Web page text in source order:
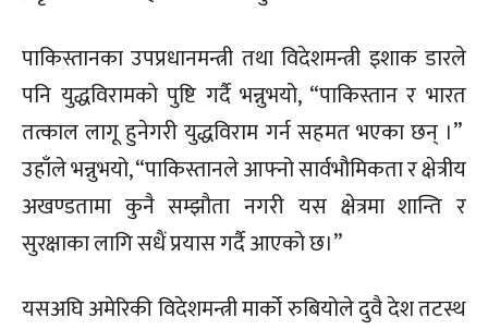
पाकिस्तानका उपप्रधानमन्त्री तथा विदेशमन्त्री इशाक डारले
पनि युद्धविरामको पुष्टि गर्दै भन्नुभयो, “पाकिस्तान र भारत
तत्काल लागू हुनेगरी युद्धविराम गर्न सहमत भएका छन् ।”
उहाँले भन्नुभयो, “पाकिस्तानले आफ्नो सार्वभौमिकता र क्षेत्रीय
अखण्डतामा कुनै सम्झौता नगरी यस क्षेत्रमा शान्ति र
सुरक्षाका लागि सधैं प्रयास गर्दै आएको छ।”
यसअघि अमेरिकी विदेशमन्त्री मार्को रुबियोले दुवै देश तटस्थ